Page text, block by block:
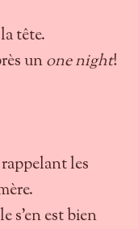
tête.
unone night!
les
s’en est bien